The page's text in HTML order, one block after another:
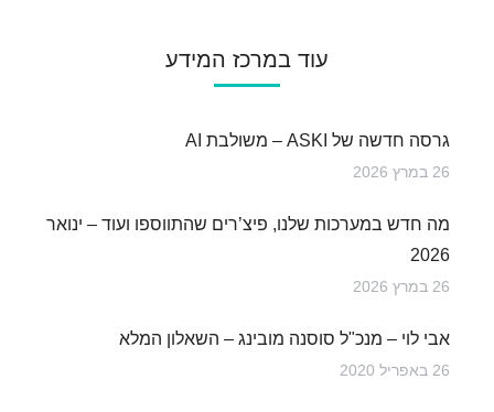
עוד במרכז המידע
גרסה חדשה של ASKI – משולבת AI
26 במרץ 2026
מה חדש במערכות שלנו, פיצ’רים שהתווספו ועוד – ינואר
2026
26 במרץ 2026
אבי לוי – מנכ"ל סוסנה מובינג – השאלון המלא
26 באפריל 2020